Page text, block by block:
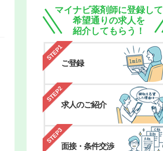
マイナビ薬剤師に登録して
希望通りの求人を
紹介してもらう！
STEP1
ご登録
STEP2
求人のご紹介
STEP3
面接・条件交渉